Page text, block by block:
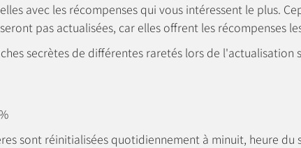
avec les récompenses qui vous intéressent le plus.
pas actualisées, car elles offrent les récompenses
secrètes de différentes raretés lors de l'actualisation
sont réinitialisées quotidiennement à minuit, heure du